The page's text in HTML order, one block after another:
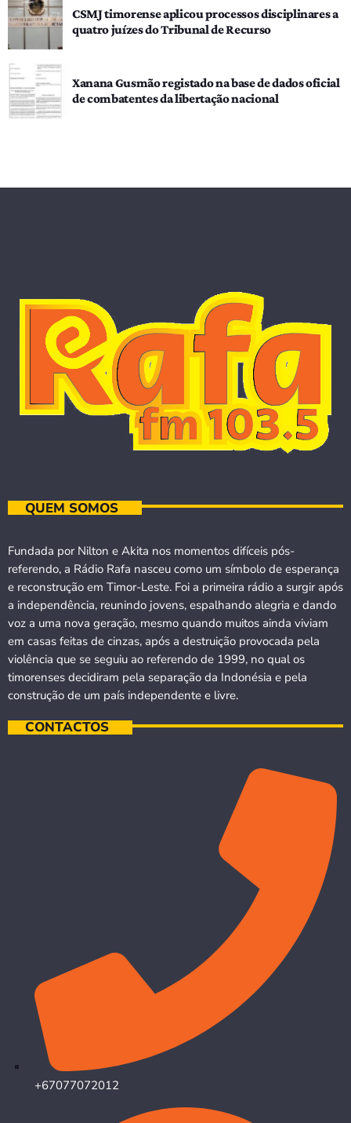
CSMJ timorense aplicou processos disciplinares a
quatro juízes do Tribunal de Recurso
Xanana Gusmão registado na base de dados oficial
de combatentes da libertação nacional
QUEM SOMOS
Fundada por Nilton e Akita nos momentos difíceis pós-
referendo, a Rádio Rafa nasceu como um símbolo de esperança
e reconstrução em Timor-Leste. Foi a primeira rádio a surgir após
a independência, reunindo jovens, espalhando alegria e dando
voz a uma nova geração, mesmo quando muitos ainda viviam
em casas feitas de cinzas, após a destruição provocada pela
violência que se seguiu ao referendo de 1999, no qual os
timorenses decidiram pela separação da Indonésia e pela
construção de um país independente e livre.
CONTACTOS
+67077072012